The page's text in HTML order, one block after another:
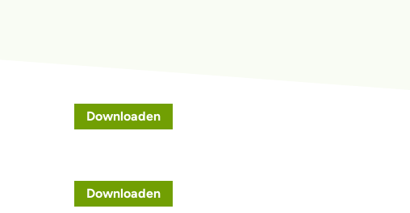
Downloaden
Downloaden